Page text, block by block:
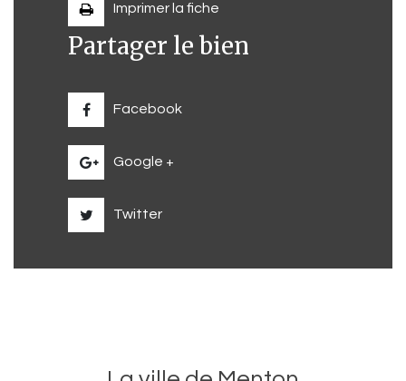
Imprimer la fiche
Partager le bien
Facebook
Google +
Twitter